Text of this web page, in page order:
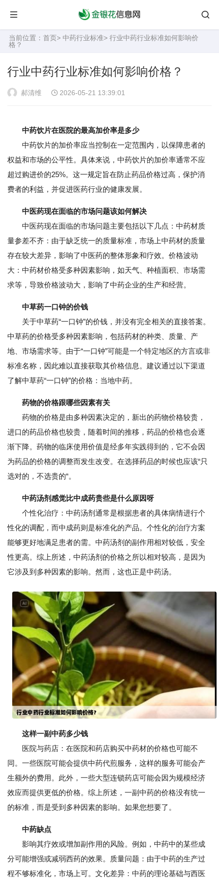
当前位置： 首页> 中药行业标准> 行业中药行业标准如何影响价
格？
行业中药行业标准如何影响价格？
郝清维 2026-05-21 13:39:01
中药饮片在医院的最高加价率是多少
中药饮片的加价率应当控制在一定范围内，以保障患者的
权益和市场的公平性。具体来说，中药饮片的加价率通常不应
超过购进价的25%。这一规定旨在防止药品价格过高，保护消
费者的利益，并促进医药行业的健康发展。
中医药现在面临的市场问题该如何解决
中医药现在面临的市场问题主要包括以下几点：中药材质
量参差不齐：由于缺乏统一的质量标准，市场上中药材的质量
存在较大差异，影响了中医药的整体形象和疗效。价格波动
大：中药材价格受多种因素影响，如天气、种植面积、市场需
求等，导致价格波动大，影响了中药企业的生产和经营。
中草药一口钟的价钱
关于中草药“一口钟”的价钱，并没有完全相关的直接答案。
中草药的价格受多种因素影响，包括药材的种类、质量、产
地、市场需求等。由于“一口钟”可能是一个特定地区的方言或非
标准名称，因此难以直接获取其价格信息。建议通过以下渠道
了解中草药“一口钟”的价格：当地中药。
药物的价格跟哪些因素有关
药物的价格是由多种因素决定的，新出的药物价格较贵，
进口的药品价格也较贵，随着时间的推移，药品的价格也会逐
渐下降。药物的临床使用价值是经多年实践得到的，它不会因
为药品的价格的调整而发生改变。在选择药品的时候也应该“只
选对的，不选贵的“。
中药汤剂感觉比中成药贵些是什么原因呀
个性化治疗：中药汤剂通常是根据患者的具体病情进行个
性化的调配，而中成药则是标准化的产品。个性化的治疗方案
能够更好地满足患者的需。中药汤剂的副作用相对较低，安全
性更高。综上所述，中药汤剂的价格之所以相对较高，是因为
它涉及到多种因素的影响。然而，这也正是中药汤。
这样一副中药多少钱
医院与药店：在医院和药店购买中药材的价格也可能不
同。一些医院可能会提供中药代煎服务，这样的服务可能会产
生额外的费用。此外，一些大型连锁药店可能会因为规模经济
效应而提供更低的价格。综上所述，一副中药的价格没有统一
的标准，而是受到多种因素的影响。如果您想要了。
中药缺点
影响其疗效或增加副作用的风险。例如，中药中的某些成
分可能增强或减弱西药的效果。质量问题：由于中药的生产过
程不够标准化，市场上可。文化差异：中药的理论基础与西医